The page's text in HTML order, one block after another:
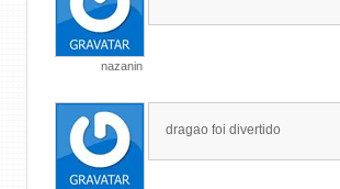
nazanin
dragao foi divertido